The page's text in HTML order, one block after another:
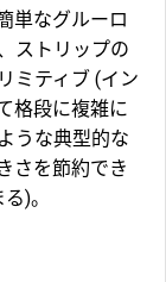
単なグルーロ
ストリップの
ミティブ (イン
格段に複雑に
うな典型的な
さを節約でき
)。